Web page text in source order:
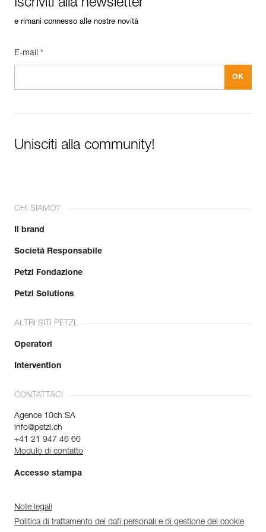
Iscriviti alla newsletter
e rimani connesso alle nostre novità
E-mail *
Unisciti alla community!
CHI SIAMO?
Il brand
Società Responsabile
Petzl Fondazione
Petzl Solutions
ALTRI SITI PETZL
Operatori
Intervention
CONTATTACI
Agence 10ch SA
info@petzl.ch
+41 21 947 46 66
Modulo di contatto
Accesso stampa
Note legali
Politica di trattamento dei dati personali e di gestione dei cookie